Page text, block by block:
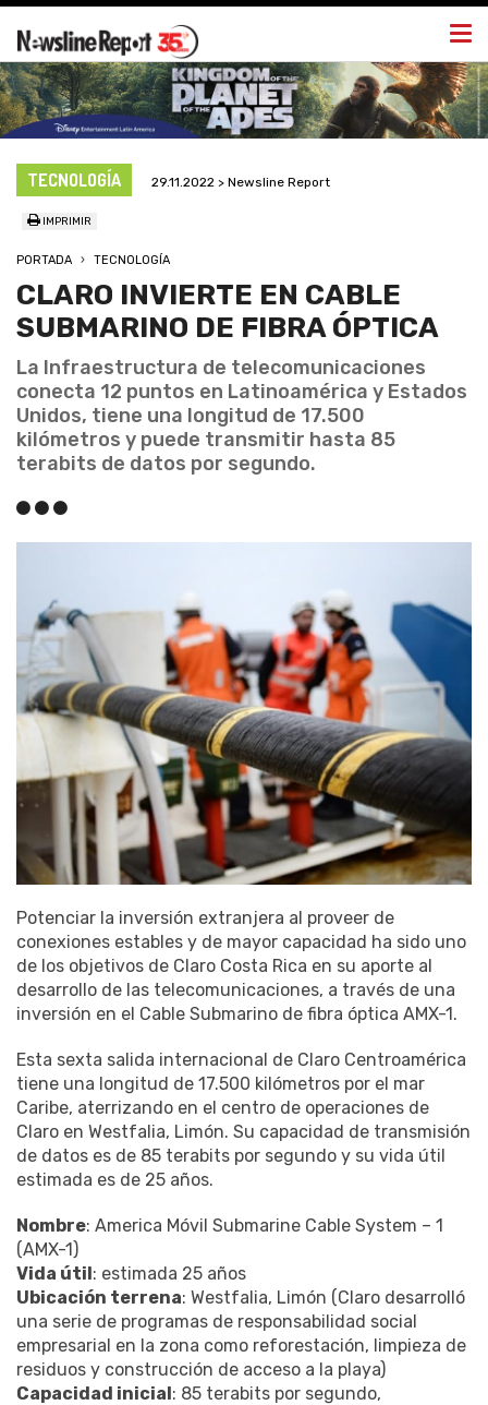
TECNOLOGÍA 29.11.2022 > Newsline Report
IMPRIMIR
PORTADA TECNOLOGÍA
CLARO INVIERTE EN CABLE
SUBMARINO DE FIBRA ÓPTICA
La Infraestructura de telecomunicaciones
conecta 12 puntos en Latinoamérica y Estados
Unidos, tiene una longitud de 17.500
kilómetros y puede transmitir hasta 85
terabits de datos por segundo.
Potenciar la inversión extranjera al proveer de
conexiones estables y de mayor capacidad ha sido uno
de los objetivos de Claro Costa Rica en su aporte al
desarrollo de las telecomunicaciones, a través de una
inversión en el Cable Submarino de fibra óptica AMX-1.
Esta sexta salida internacional de Claro Centroamérica
tiene una longitud de 17.500 kilómetros por el mar
Caribe, aterrizando en el centro de operaciones de
Claro en Westfalia, Limón. Su capacidad de transmisión
de datos es de 85 terabits por segundo y su vida útil
estimada es de 25 años.
Nombre: America Móvil Submarine Cable System – 1
(AMX-1)
Vida útil: estimada 25 años
Ubicación terrena: Westfalia, Limón (Claro desarrolló
una serie de programas de responsabilidad social
empresarial en la zona como reforestación, limpieza de
residuos y construcción de acceso a la playa)
Capacidad inicial: 85 terabits por segundo,